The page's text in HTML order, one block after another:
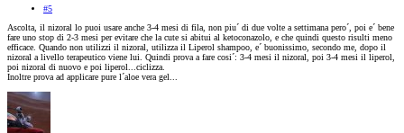
#5
Ascolta, il nizoral lo puoi usare anche 3-4 mesi di fila, non piu´ di due volte a settimana pero´, poi e´ bene
fare uno stop di 2-3 mesi per evitare che la cute si abitui al ketoconazolo, e che quindi questo risulti meno
efficace. Quando non utilizzi il nizoral, utilizza il Liperol shampoo, e´ buonissimo, secondo me, dopo il
nizoral a livello terapeutico viene lui. Quindi prova a fare cosi´: 3-4 mesi il nizoral, poi 3-4 mesi il liperol,
poi nizoral di nuovo e poi liperol...ciclizza.
Inoltre prova ad applicare pure l´aloe vera gel...